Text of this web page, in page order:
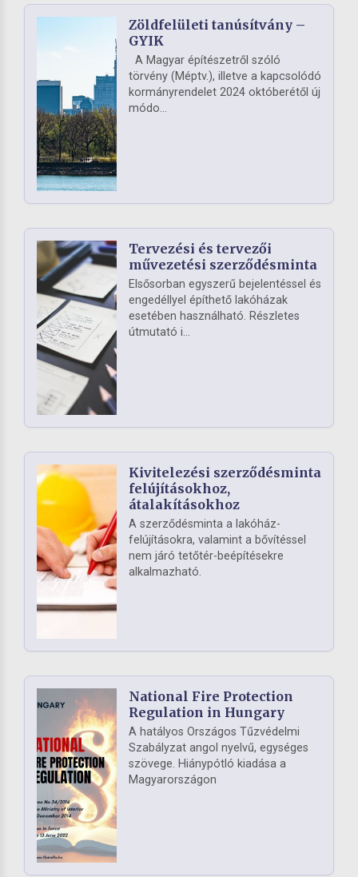
Zöldfelületi tanúsítvány –
GYIK
A Magyar építészetről szóló
törvény (Méptv.), illetve a kapcsolódó
kormányrendelet 2024 októberétől új
módo...
Tervezési és tervezői
művezetési szerződésminta
Elsősorban egyszerű bejelentéssel és
engedéllyel építhető lakóházak
esetében használható. Részletes
útmutató i...
Kivitelezési szerződésminta
felújításokhoz,
átalakításokhoz
A szerződésminta a lakóház-
felújításokra, valamint a bővítéssel
nem járó tetőtér-beépítésekre
alkalmazható.
National Fire Protection
Regulation in Hungary
A hatályos Országos Tűzvédelmi
Szabályzat angol nyelvű, egységes
szövege. Hiánypótló kiadása a
Magyarországon